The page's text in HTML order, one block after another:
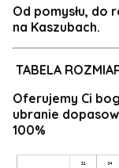
Od pomysłu, do
na Kaszubach.
TABELA
Oferujemy Ci
ubranie
100%